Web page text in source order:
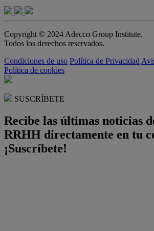
Copyright © 2024 Adecco Group Institute.
Todos los derechos reservados.
Condiciones de uso Política de Privacidad
Política de cookies
SUSCRÍBETE
Recibe las últimas noticias
RRHH directamente en tu
¡Suscríbete!